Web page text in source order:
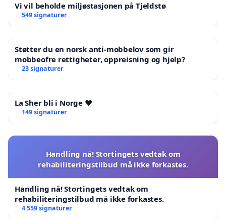
Vi vil beholde miljøstasjonen på Tjeldstø
549 signaturer
Støtter du en norsk anti-mobbelov som gir
mobbeofre rettigheter, oppreisning og hjelp?
23 signaturer
La Sher bli i Norge ❤️
149 signaturer
Handling nå! Stortingets vedtak om
rehabiliteringstilbud må ikke forkastes.
Handling nå! Stortingets vedtak om
rehabiliteringstilbud må ikke forkastes.
4 559 signaturer